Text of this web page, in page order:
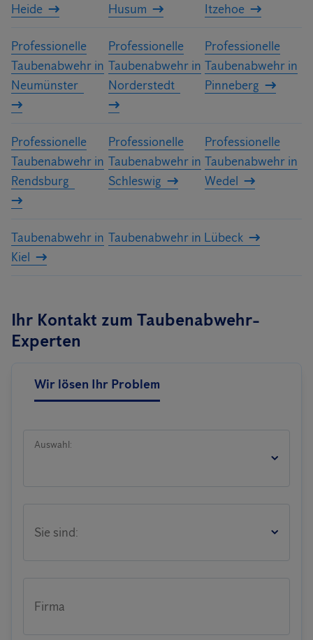
Heide
Husum
Itzehoe
Professionelle
Taubenabwehr in
Neumünster
Professionelle
Taubenabwehr in
Norderstedt
Professionelle
Taubenabwehr in
Pinneberg
Professionelle
Taubenabwehr in
Rendsburg
Professionelle
Taubenabwehr in
Schleswig
Professionelle
Taubenabwehr in
Wedel
Taubenabwehr in
Kiel
Taubenabwehr in Lübeck
Ihr Kontakt zum Taubenabwehr-
Experten
Wir lösen Ihr Problem
Auswahl:
Sie sind:
Firma